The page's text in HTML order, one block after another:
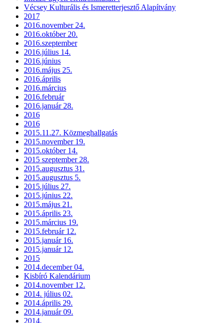
Vécsey Kulturális és Ismeretterjesztő Alapítvány
2017
2016.november 24.
2016.október 20.
2016.szeptember
2016.július 14.
2016.június
2016.május 25.
2016.április
2016.március
2016.február
2016.január 28.
2016
2016
2015.11.27. Közmeghallgatás
2015.november 19.
2015.október 14.
2015 szeptember 28.
2015.augusztus 31.
2015.augusztus 5.
2015.július 27.
2015.június 22.
2015.május 21.
2015.április 23.
2015.március 19.
2015.február 12.
2015.január 16.
2015.január 12.
2015
2014.december 04.
Kisbíró Kalendárium
2014.november 12.
2014. július 02.
2014.április 29.
2014.január 09.
2014.